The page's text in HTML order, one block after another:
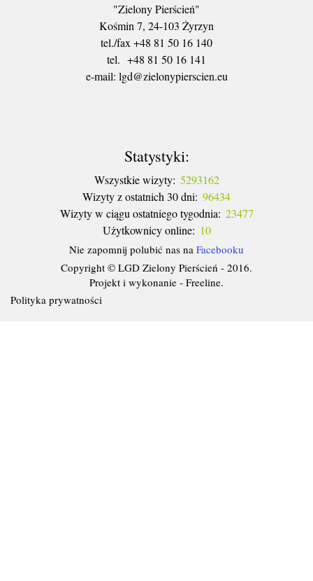
"Zielony Pierścień"
Kośmin 7, 24-103 Żyrzyn
tel./fax +48 81 50 16 140
tel. +48 81 50 16 141
​e-mail: lgd@zielonypierscien.eu
Statystyki:
Wszystkie wizyty: 5293162
Wizyty z ostatnich 30 dni: 96434
Wizyty w ciągu ostatniego tygodnia: 23477
Użytkownicy online: 10
Nie zapomnij polubić nas na Facebooku
Copyright © LGD Zielony Pierścień - 2016.
Projekt i wykonanie - Freeline.
Polityka prywatności